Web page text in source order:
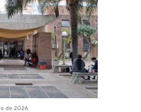
de 2026